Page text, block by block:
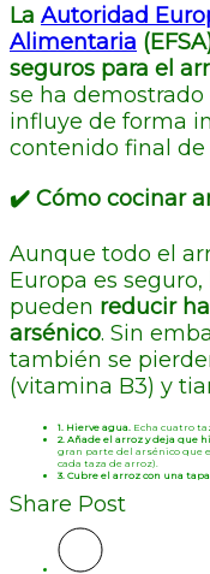
La Autoridad
Alimentaria
seguros para el
se ha
influye de forma
contenido final de
✔️ Cómo cocinar
Aunque todo el
Europa es
pueden reducir
arsénico. Sin
también se
(vitamina B3) y
1. Hierve agua. Echa cuatro
2. Añade el arroz y deja que
gran parte del arsénico que
cada taza de arroz).
3. Cubre el arroz con una
Share Post